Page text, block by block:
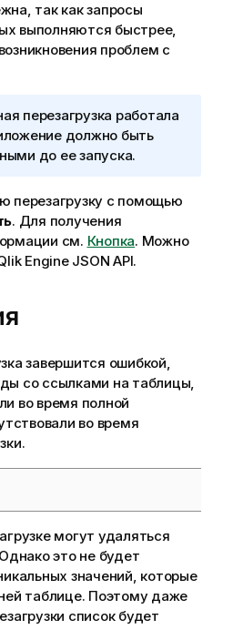
так как запросы
выполняются быстрее,
проблем с
перезагрузка работала
должно быть
до ее запуска.
перезагрузку с помощью
. Для получения
см. Кнопка. Можно
Engine JSON API.
завершится ошибкой,
со ссылками на таблицы,
во время полной
во время
могут удаляться
это не будет
значений, которые
таблице. Поэтому даже
список будет